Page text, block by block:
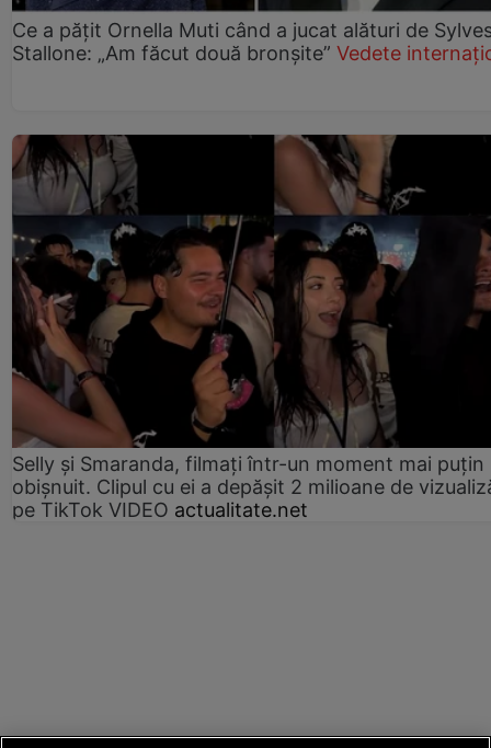
Ce a pățit Ornella Muti când a jucat alături de
Stallone: „Am făcut două bronșite” Vedete
Selly și Smaranda, filmați într-un moment mai puțin
obișnuit. Clipul cu ei a depășit 2 milioane de
pe TikTok VIDEO actualitate.net